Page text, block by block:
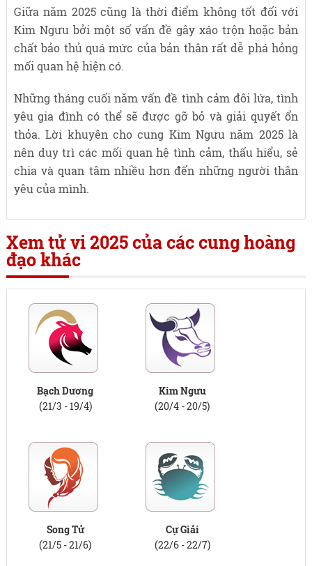
Giữa năm 2025 cũng là thời điểm không tốt đối với
Kim Ngưu bởi một số vấn đề gây xáo trộn hoặc bản
chất bảo thủ quá mức của bản thân rất dễ phá hỏng
mối quan hệ hiện có.
Những tháng cuối năm vấn đề tình cảm đôi lứa, tình
yêu gia đình có thể sẽ được gỡ bỏ và giải quyết ổn
thỏa. Lời khuyên cho cung Kim Ngưu năm 2025 là
nên duy trì các mối quan hệ tình cảm, thấu hiểu, sẻ
chia và quan tâm nhiều hơn đến những người thân
yêu của mình.
Xem tử vi 2025 của các cung hoàng
đạo khác
Bạch Dương
(21/3 - 19/4)
Kim Ngưu
(20/4 - 20/5)
Song Tử
(21/5 - 21/6)
Cự Giải
(22/6 - 22/7)